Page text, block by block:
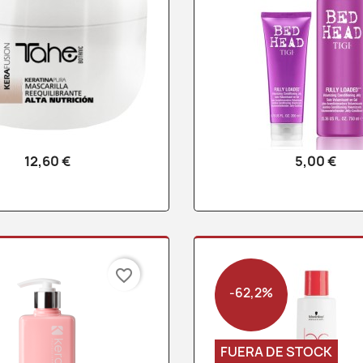
Vista rápida
12,60 € Vista rápida
5,00 €
favorite_border
-62,2%
FUERA DE STOCK